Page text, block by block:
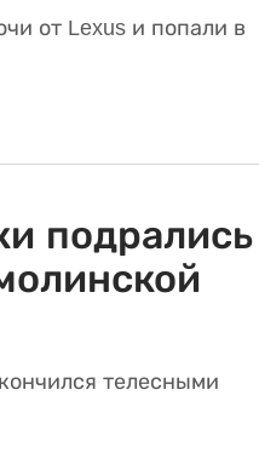
от Lexus и попали в
телесными